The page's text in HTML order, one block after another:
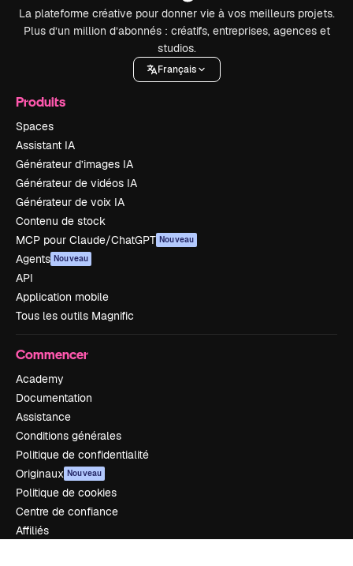
La plateforme créative pour donner vie à vos meilleurs projets.
Plus d’un million d’abonnés : créatifs, entreprises, agences et
studios.
Français
Produits
Spaces
Assistant IA
Générateur d’images IA
Générateur de vidéos IA
Générateur de voix IA
Contenu de stock
MCP pour Claude/ChatGPT Nouveau
Agents Nouveau
API
Application mobile
Tous les outils Magnific
Commencer
Academy
Documentation
Assistance
Conditions générales
Politique de confidentialité
Originaux Nouveau
Politique de cookies
Centre de confiance
Affiliés